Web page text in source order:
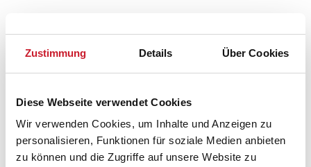
Zustimmung Details Über Cookies
Diese Webseite verwendet Cookies
Wir verwenden Cookies, um Inhalte und Anzeigen zu
personalisieren, Funktionen für soziale Medien anbieten
zu können und die Zugriffe auf unsere Website zu